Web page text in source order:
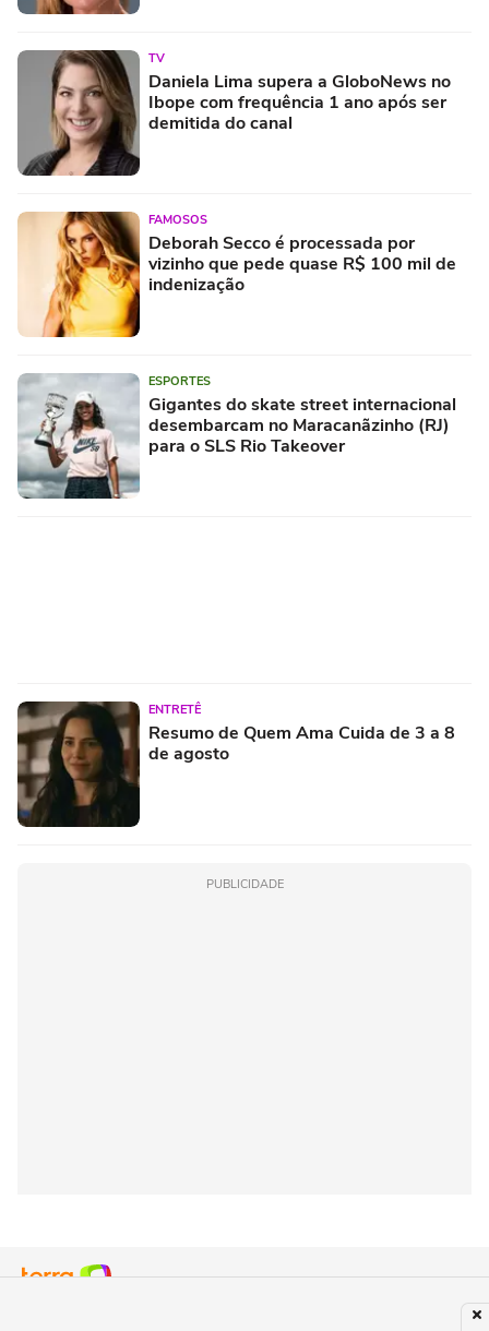
TV
Daniela Lima supera a GloboNews no
Ibope com frequência 1 ano após ser
demitida do canal
FAMOSOS
Deborah Secco é processada por
vizinho que pede quase R$ 100 mil de
indenização
ESPORTES
Gigantes do skate street internacional
desembarcam no Maracanãzinho (RJ)
para o SLS Rio Takeover
ENTRETÊ
Resumo de Quem Ama Cuida de 3 a 8
de agosto
PUBLICIDADE